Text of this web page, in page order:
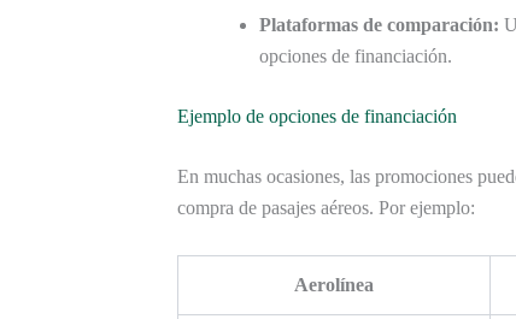
Plataformas de comparación:
opciones de financiación.
Ejemplo de opciones de financiación
En muchas ocasiones, las promociones
compra de pasajes aéreos. Por ejemplo:
Aerolínea